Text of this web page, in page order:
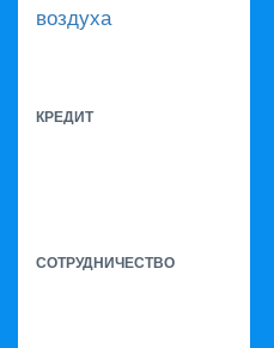
воздуха
КРЕДИТ
СОТРУДНИЧЕСТВО